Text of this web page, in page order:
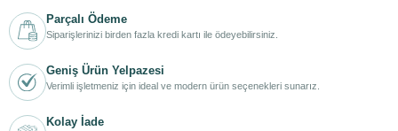
Parçalı Ödeme
Siparişlerinizi birden fazla kredi kartı ile ödeyebilirsiniz.
Geniş Ürün Yelpazesi
Verimli işletmeniz için ideal ve modern ürün seçenekleri sunarız.
Kolay İade